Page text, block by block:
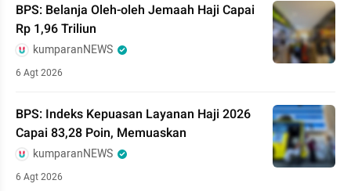
BPS: Belanja Oleh-oleh Jemaah Haji Capai
Rp 1,96 Triliun
kumparanNEWS
6 Agt 2026
BPS: Indeks Kepuasan Layanan Haji 2026
Capai 83,28 Poin, Memuaskan
kumparanNEWS
6 Agt 2026